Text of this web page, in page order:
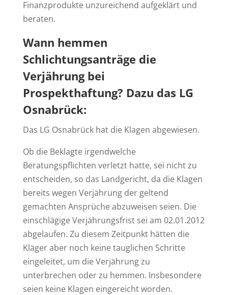
Finanzprodukte unzureichend aufgeklärt und
beraten.
Wann hemmen
Schlichtungsanträge die
Verjährung bei
Prospekthaftung? Dazu das LG
Osnabrück:
Das LG Osnabrück hat die Klagen abgewiesen.
Ob die Beklagte irgendwelche
Beratungspflichten verletzt hatte, sei nicht zu
entscheiden, so das Landgericht, da die Klagen
bereits wegen Verjährung der geltend
gemachten Ansprüche abzuweisen seien. Die
einschlägige Verjährungsfrist sei am 02.01.2012
abgelaufen. Zu diesem Zeitpunkt hätten die
Kläger aber noch keine tauglichen Schritte
eingeleitet, um die Verjährung zu
unterbrechen oder zu hemmen. Insbesondere
seien keine Klagen eingereicht worden.